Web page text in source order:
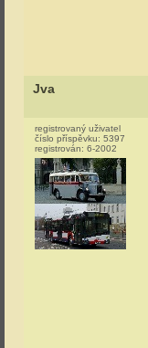
Jva
registrovaný uživatel
číslo příspěvku: 5397
registrován: 6-2002